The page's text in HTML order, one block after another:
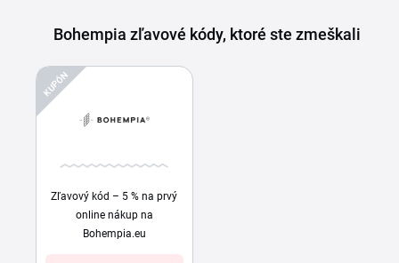
Bohempia zľavové kódy, ktoré ste zmeškali
KUPÓN
Zľavový kód – 5 % na prvý
online nákup na
Bohempia.eu